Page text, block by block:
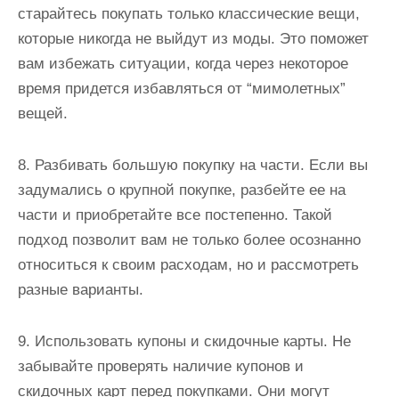
старайтесь покупать только классические вещи,
которые никогда не выйдут из моды. Это поможет
вам избежать ситуации, когда через некоторое
время придется избавляться от “мимолетных”
вещей.
8. Разбивать большую покупку на части. Если вы
задумались о крупной покупке, разбейте ее на
части и приобретайте все постепенно. Такой
подход позволит вам не только более осознанно
относиться к своим расходам, но и рассмотреть
разные варианты.
9. Использовать купоны и скидочные карты. Не
забывайте проверять наличие купонов и
скидочных карт перед покупками. Они могут